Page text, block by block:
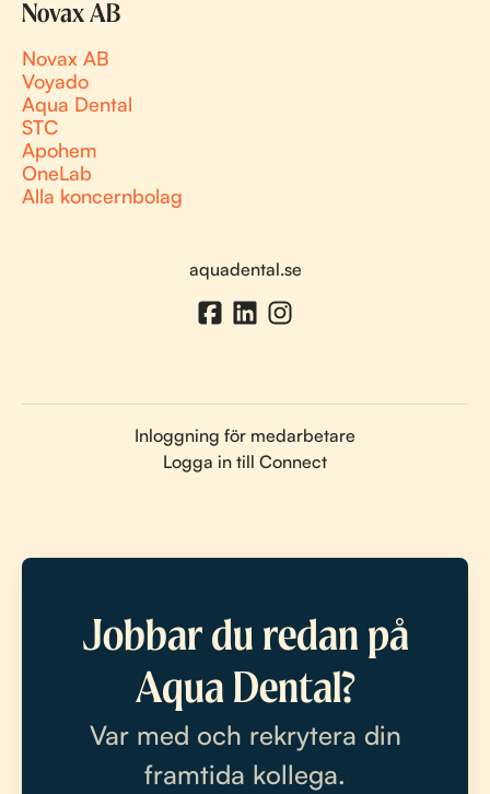
Novax AB
Novax AB
Voyado
Aqua Dental
STC
Apohem
OneLab
Alla koncernbolag
aquadental.se
Inloggning för medarbetare
Logga in till Connect
Jobbar du redan på
Aqua Dental?
Var med och rekrytera din
framtida kollega.